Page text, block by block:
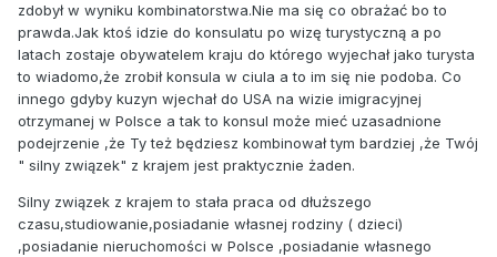
zdobył w wyniku kombinatorstwa.Nie ma się co obrażać bo to
prawda.Jak ktoś idzie do konsulatu po wizę turystyczną a po
latach zostaje obywatelem kraju do którego wyjechał jako turysta
to wiadomo,że zrobił konsula w ciula a to im się nie podoba. Co
innego gdyby kuzyn wjechał do USA na wizie imigracyjnej
otrzymanej w Polsce a tak to konsul może mieć uzasadnione
podejrzenie ,że Ty też będziesz kombinował tym bardziej ,że Twój
" silny związek" z krajem jest praktycznie żaden.
Silny związek z krajem to stała praca od dłuższego
czasu,studiowanie,posiadanie własnej rodziny ( dzieci)
,posiadanie nieruchomości w Polsce ,posiadanie własnego